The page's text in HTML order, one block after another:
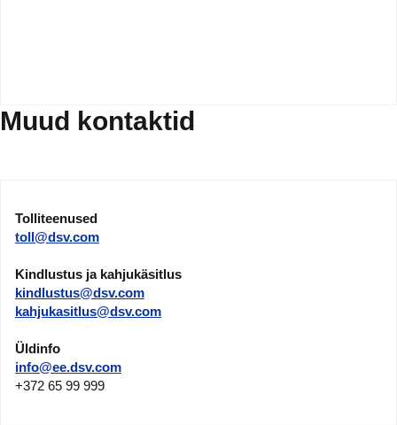
Muud kontaktid
Tolliteenused
toll@dsv.com
Kindlustus ja kahjukäsitlus
kindlustus@dsv.com
kahjukasitlus@dsv.com
Üldinfo
info@ee.dsv.com
+372 65 99 999